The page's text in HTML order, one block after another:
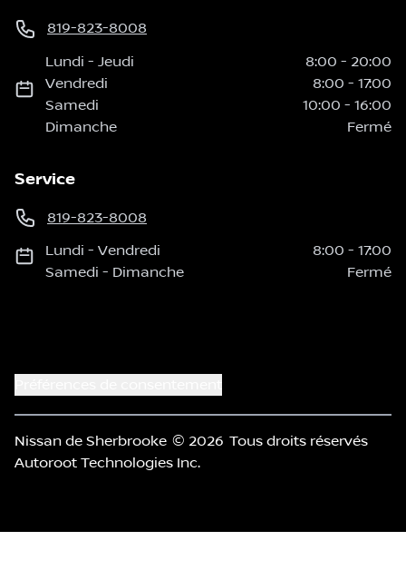
819-823-8008
Lundi -Jeudi 8:00 - 20:00
Vendredi
8:00 - 17:00
Samedi
10:00 - 16:00
Dimanche
Fermé
Service
819-823-8008
Lundi -Vendredi 8:00 - 17:00
Samedi - Dimanche Fermé
Nissan de Sherbrooke © 2026 Tous droits réservés
Autoroot Technologies Inc.